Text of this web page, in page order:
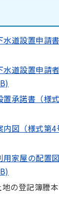
水道設置申請
道設置申請
置承諾書（様
内図（様式第
家屋の配置
の登記簿謄本